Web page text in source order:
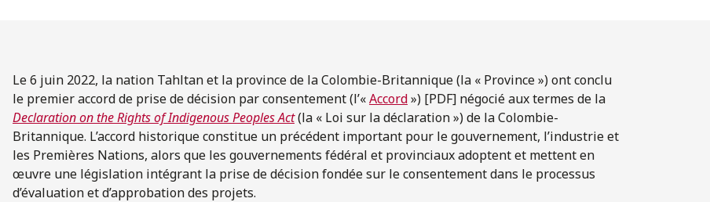
Le 6 juin 2022, la nation Tahltan et la province de la Colombie-Britannique (la « Province ») ont conclu
le premier accord de prise de décision par consentement (l’«Accord») [PDF] négocié aux termes de la
Declaration on the Rights of Indigenous Peoples Act(la « Loi sur la déclaration ») de la Colombie-
Britannique. L’accord historique constitue un précédent important pour le gouvernement, l’industrie et
les Premières Nations, alors que les gouvernements fédéral et provinciaux adoptent et mettent en
œuvre une législation intégrant la prise de décision fondée sur le consentement dans le processus
d’évaluation et d’approbation des projets.